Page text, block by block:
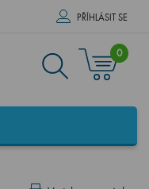
PŘÍHLÁSIT SE
0